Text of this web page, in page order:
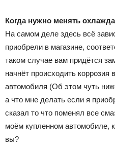
Когда нужно менять
На самом деле здесь всё
приобрели в магазине,
таком случае вам придётся
начнёт происходить коррозия
автомобиля (Об этом чуть
а что мне делать если я
сказал то что поменял все
моём купленном автомобиле,
вы?